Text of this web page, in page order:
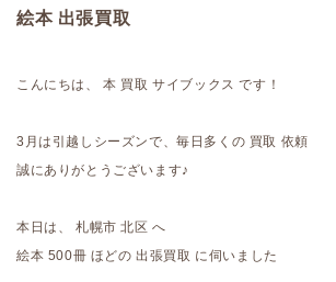
絵本 出張買取
こんにちは、 本 買取 サイブックス です！
3月は引越しシーズンで、毎日多くの 買取 依頼
誠にありがとうございます♪
本日は、 札幌市 北区 へ
絵本 500冊 ほどの 出張買取 に伺いました